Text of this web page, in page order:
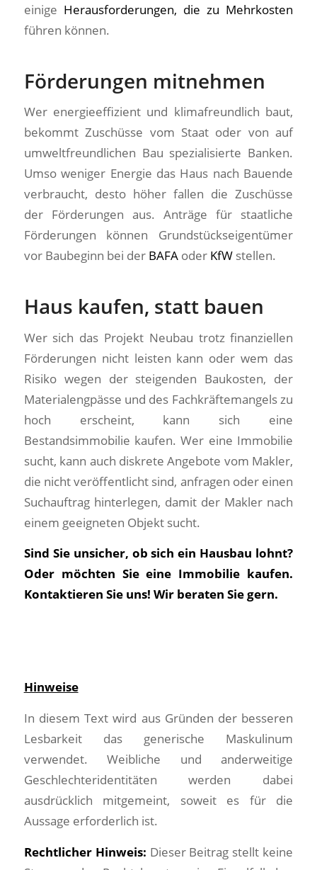
einige Herausforderungen, die zu Mehrkosten
führen können.
Förderungen mitnehmen
Wer energieeffizient und klimafreundlich baut,
bekommt Zuschüsse vom Staat oder von auf
umweltfreundlichen Bau spezialisierte Banken.
Umso weniger Energie das Haus nach Bauende
verbraucht, desto höher fallen die Zuschüsse
der Förderungen aus. Anträge für staatliche
Förderungen können Grundstückseigentümer
vor Baubeginn bei der BAFAoder KfWstellen.
Haus kaufen, statt bauen
Wer sich das Projekt Neubau trotz finanziellen
Förderungen nicht leisten kann oder wem das
Risiko wegen der steigenden Baukosten, der
Materialengpässe und des Fachkräftemangels zu
hoch erscheint, kann sich eine
Bestandsimmobilie kaufen. Wer eine Immobilie
sucht, kann auch diskrete Angebote vom Makler,
die nicht veröffentlicht sind, anfragen oder einen
Suchauftrag hinterlegen, damit der Makler nach
einem geeigneten Objekt sucht.
Sind Sie unsicher, ob sich ein Hausbau lohnt?
Oder möchten Sie eine Immobilie kaufen.
Kontaktieren Sie uns! Wir beraten Sie gern.
Hinweise
In diesem Text wird aus Gründen der besseren
Lesbarkeit das generische Maskulinum
verwendet. Weibliche und anderweitige
Geschlechteridentitäten werden dabei
ausdrücklich mitgemeint, soweit es für die
Aussage erforderlich ist.
Rechtlicher Hinweis: Dieser Beitrag stellt keine